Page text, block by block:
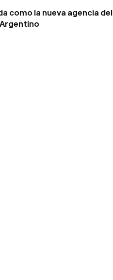
como la nueva agencia del